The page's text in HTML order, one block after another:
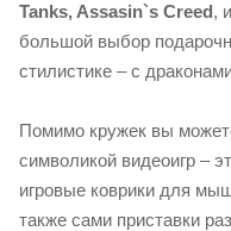
Tanks, Assasin`s Creed,
большой выбор
стилистике – с
Помимо кружек вы
символикой видеоигр –
игровые коврики для
также сами приставки